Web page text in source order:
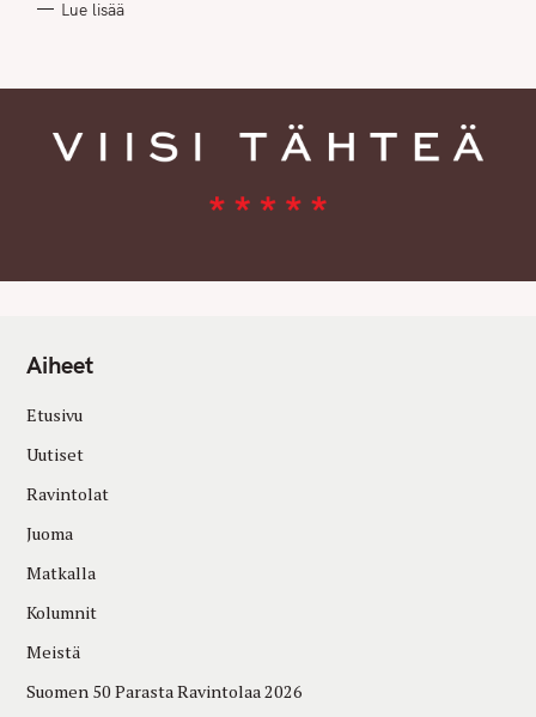
I
Lue lisää
Aiheet
Etusivu
Uutiset
Ravintolat
Juoma
Matkalla
Kolumnit
Meistä
Suomen 50 Parasta Ravintolaa 2026